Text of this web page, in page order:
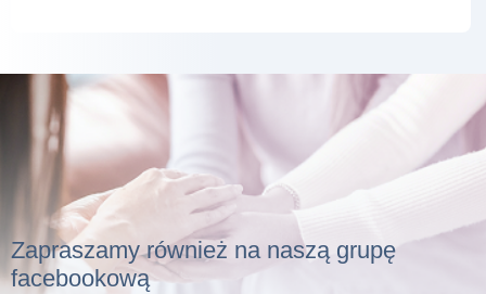
Zapraszamy również na naszą grupę
facebookową